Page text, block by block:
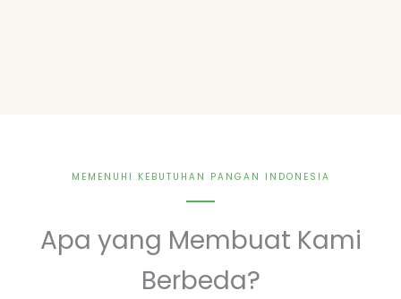
MEMENUHI KEBUTUHAN PANGAN INDONESIA
Apa yang Membuat Kami
Berbeda?